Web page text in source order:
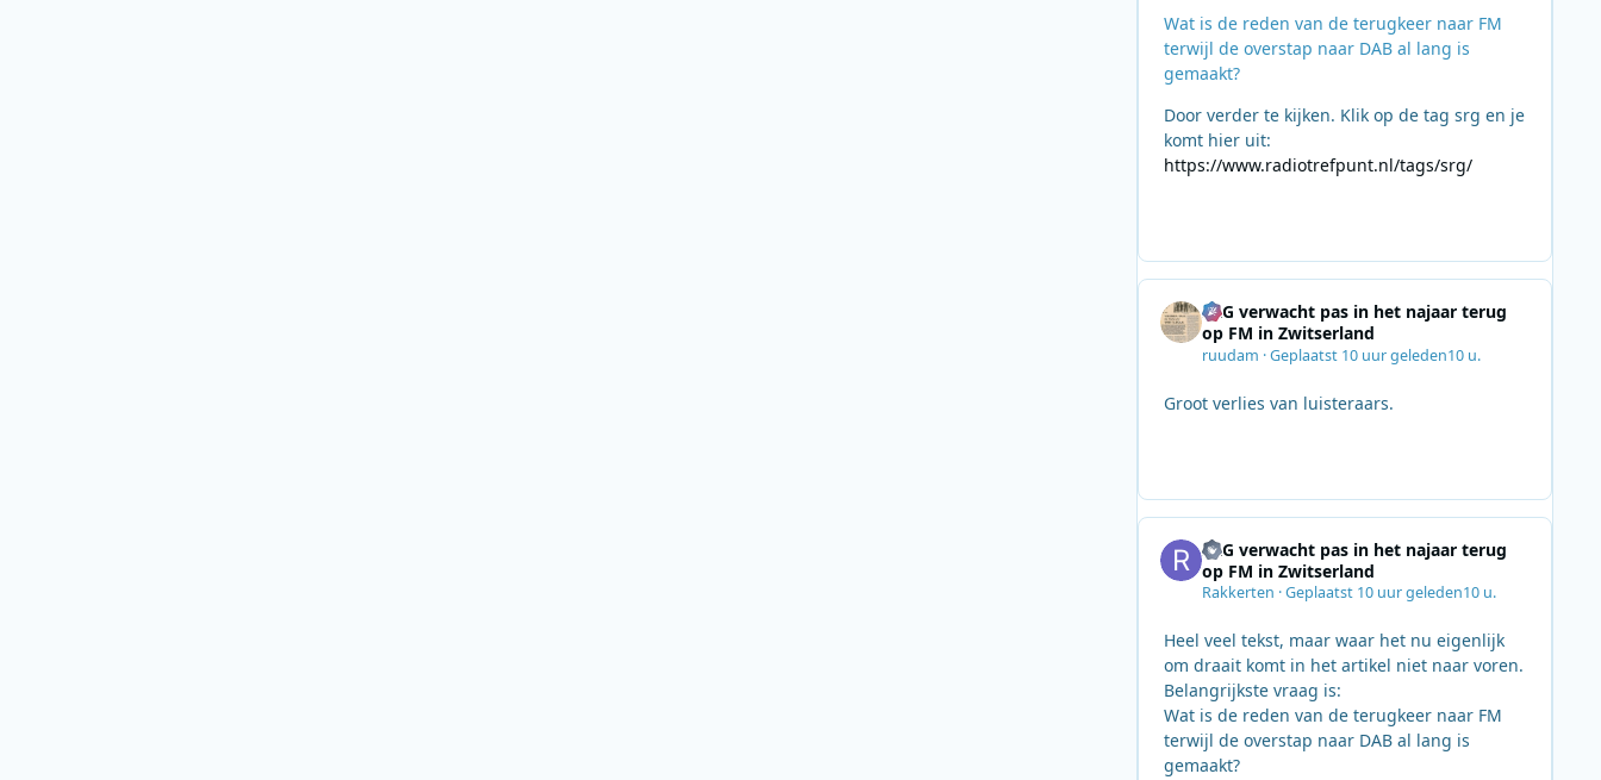
Wat is de reden van de terugkeer naar FM
terwijl de overstap naar DAB al lang is
gemaakt?
Door verder te kijken. Klik op de tag srg en je
komt hier uit:
https://www.radiotrefpunt.nl/tags/srg/
SRG verwacht pas in het najaar terug
op FM in Zwitserland
ruudam ·Geplaatst 10 uur geleden10 u.
Groot verlies van luisteraars.
SRG verwacht pas in het najaar terug
op FM in Zwitserland
Rakkerten ·Geplaatst 10 uur geleden10 u.
Heel veel tekst, maar waar het nu eigenlijk
om draait komt in het artikel niet naar voren.
Belangrijkste vraag is:
Wat is de reden van de terugkeer naar FM
terwijl de overstap naar DAB al lang is
gemaakt?